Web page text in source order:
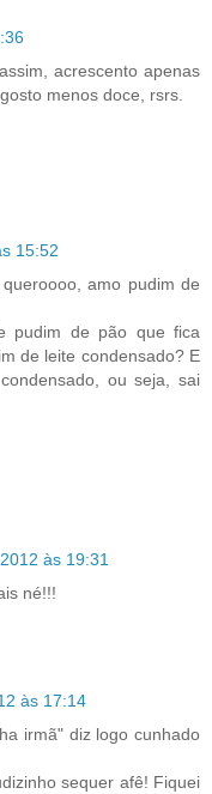
acrescento apenas
menos doce, rsrs.
15:52
amo pudim de
pudim de pão que fica
de leite condensado? E
ou seja, sai
às 19:31
né!!!
às 17:14
irmã" diz logo cunhado
sequer afê! Fiquei